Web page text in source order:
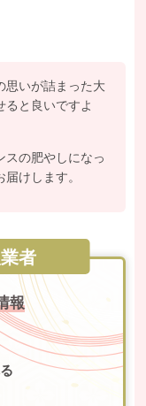
思いが詰まった大
と良いですよ
の肥やしになっ
けします。
者
報